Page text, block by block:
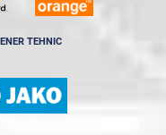
TEHNIC